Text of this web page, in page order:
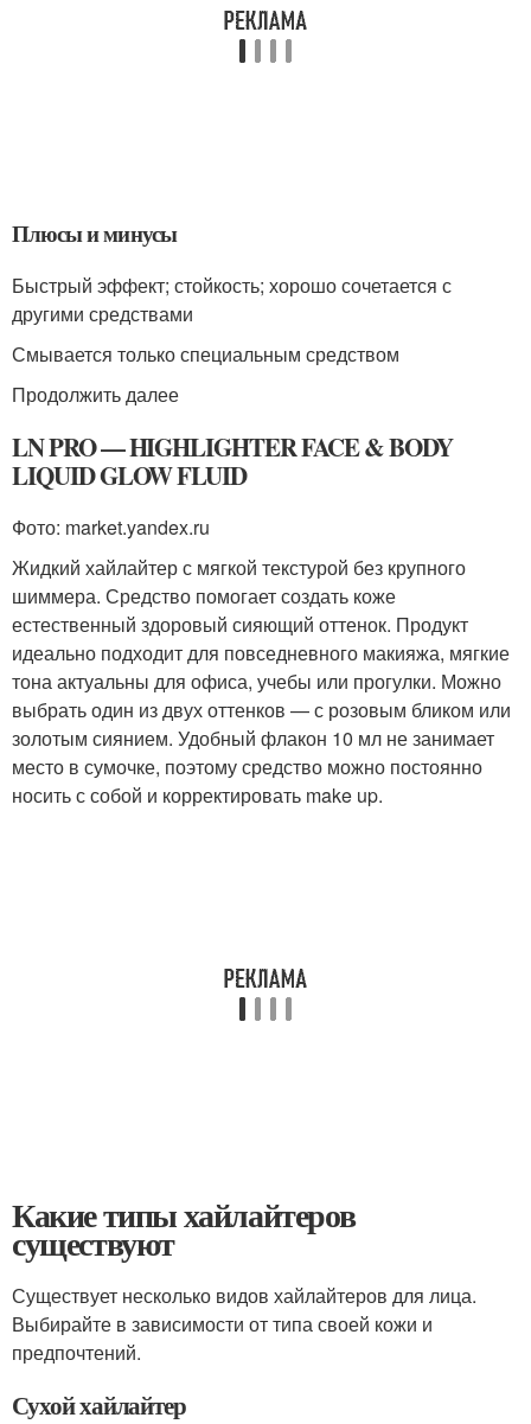
Плюсы и минусы
Быстрый эффект; стойкость; хорошо сочетается с
другими средствами
Смывается только специальным средством
Продолжить далее
LN PRO — HIGHLIGHTER FACE & BODY
LIQUID GLOW FLUID
Фото: market.yandex.ru
Жидкий хайлайтер с мягкой текстурой без крупного
шиммера. Средство помогает создать коже
естественный здоровый сияющий оттенок. Продукт
идеально подходит для повседневного макияжа, мягкие
тона актуальны для офиса, учебы или прогулки. Можно
выбрать один из двух оттенков — с розовым бликом или
золотым сиянием. Удобный флакон 10 мл не занимает
место в сумочке, поэтому средство можно постоянно
носить с собой и корректировать make up.
Какие типы хайлайтеров
существуют
Существует несколько видов хайлайтеров для лица.
Выбирайте в зависимости от типа своей кожи и
предпочтений.
Сухой хайлайтер